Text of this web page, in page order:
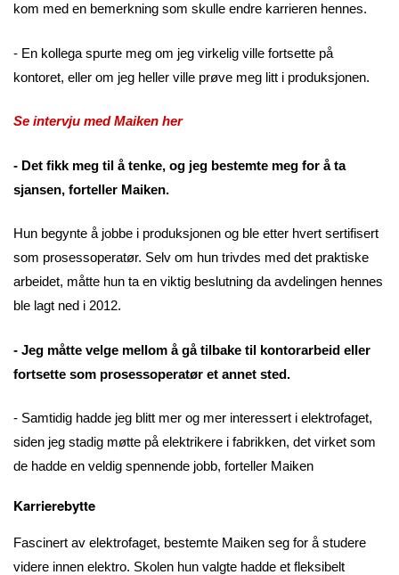
kom med en bemerkning som skulle endre karrieren hennes.
- En kollega spurte meg om jeg virkelig ville fortsette på
kontoret, eller om jeg heller ville prøve meg litt i produksjonen.
Se intervju med Maiken her
- Det fikk meg til å tenke, og jeg bestemte meg for å ta
sjansen, forteller Maiken.
Hun begynte å jobbe i produksjonen og ble etter hvert sertifisert
som prosessoperatør. Selv om hun trivdes med det praktiske
arbeidet, måtte hun ta en viktig beslutning da avdelingen hennes
ble lagt ned i 2012.
- Jeg måtte velge mellom å gå tilbake til kontorarbeid eller
fortsette som prosessoperatør et annet sted.
- Samtidig hadde jeg blitt mer og mer interessert i elektrofaget,
siden jeg stadig møtte på elektrikere i fabrikken, det virket som
de hadde en veldig spennende jobb, forteller Maiken
Karrierebytte
Fascinert av elektrofaget, bestemte Maiken seg for å studere
videre innen elektro. Skolen hun valgte hadde et fleksibelt